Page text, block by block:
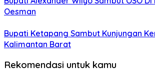
Oesman
Bupati Ketapang Sambut Kunjungan
Kalimantan Barat
Rekomendasi untuk kamu